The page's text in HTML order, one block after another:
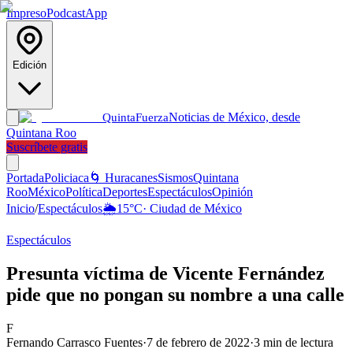
ImpresoPodcastApp
Edición
QuintaFuerzaNoticias de México, desde
Quintana Roo
Suscríbete gratis
PortadaPoliciaca 🌀 HuracanesSismosQuintana
RooMéxicoPolíticaDeportesEspectáculosOpinión
Inicio/Espectáculos🌦️15°C· Ciudad de México
Espectáculos
Presunta víctima de Vicente Fernández
pide que no pongan su nombre a una calle
F
Fernando Carrasco Fuentes·7 de febrero de 2022·3 min de lectura